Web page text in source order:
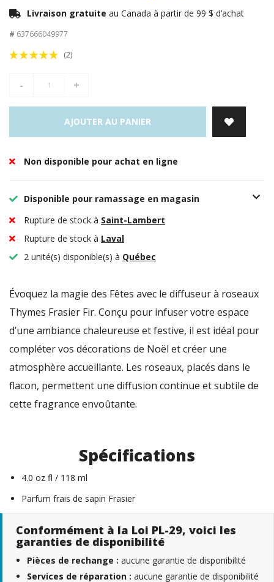
Livraison gratuite au Canada à partir de 99 $ d’achat
# 637666049977
(2)
- +
AJOUTER AU PANIER
Non disponible pour achat en ligne
Disponible pour ramassage en magasin
Rupture de stock à Saint-Lambert
Rupture de stock à Laval
2 unité(s) disponible(s) à Québec
Évoquez la magie des Fêtes avec le diffuseur à roseaux
Thymes Frasier Fir. Conçu pour infuser votre espace
d’une ambiance chaleureuse et festive, il est idéal pour
compléter vos décorations de Noël et créer une
atmosphère accueillante. Les roseaux, placés dans le
flacon, permettent une diffusion continue et subtile de
cette fragrance envoûtante.
Spécifications
4.0 oz fl / 118 ml
Parfum frais de sapin Frasier
Conformément à la Loi PL-29, voici les
garanties de disponibilité
Pièces de rechange : aucune garantie de disponibilité
Services de réparation : aucune garantie de disponibilité